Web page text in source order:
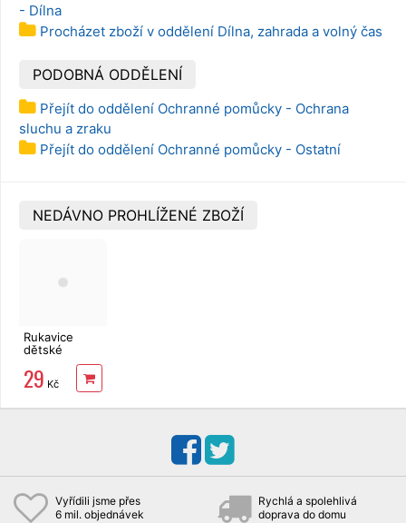
- Dílna
Procházet zboží v oddělení Dílna, zahrada a volný čas
PODOBNÁ ODDĚLENÍ
Přejít do oddělení Ochranné pomůcky - Ochrana
sluchu a zraku
Přejít do oddělení Ochranné pomůcky - Ostatní
NEDÁVNO PROHLÍŽENÉ ZBOŽÍ
Rukavice
dětské
latex 3"
29 Kč
Vyřídili jsme přes
6 mil. objednávek
Rychlá a spolehlivá
doprava do domu